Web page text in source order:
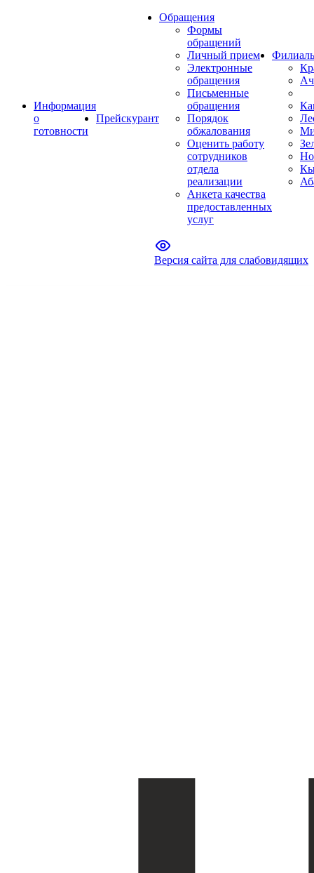
Информация
о
готовности
Прейскурант
Обращения
Формы
обращений
Личный прием
Электронные
обращения
Письменные
обращения
Порядок
обжалования
Оценить работу
сотрудников
отдела
реализации
Анкета качества
предоставленных
услуг
Версия сайта для слабовидящих